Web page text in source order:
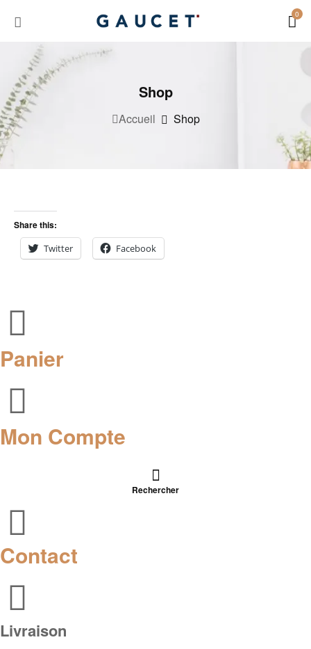
0
Shop
Accueil Shop
Share this:
Twitter
Facebook
Panier
Mon Compte
Rechercher
Contact
Livraison